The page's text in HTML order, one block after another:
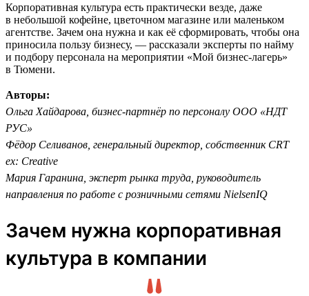
Корпоративная культура есть практически везде, даже
в небольшой кофейне, цветочном магазине или маленьком
агентстве. Зачем она нужна и как её сформировать, чтобы она
приносила пользу бизнесу, — рассказали эксперты по найму
и подбору персонала на мероприятии «Мой бизнес-лагерь»
в Тюмени.
Авторы:
Ольга Хайдарова, бизнес-партнёр по персоналу ООО «НДТ
РУС»
Фёдор Селиванов, генеральный директор, собственник CRT
ex: Creative
Мария Гаранина, эксперт рынка труда, руководитель
направления по работе с розничными сетями NielsenIQ
Зачем нужна корпоративная
культура в компании